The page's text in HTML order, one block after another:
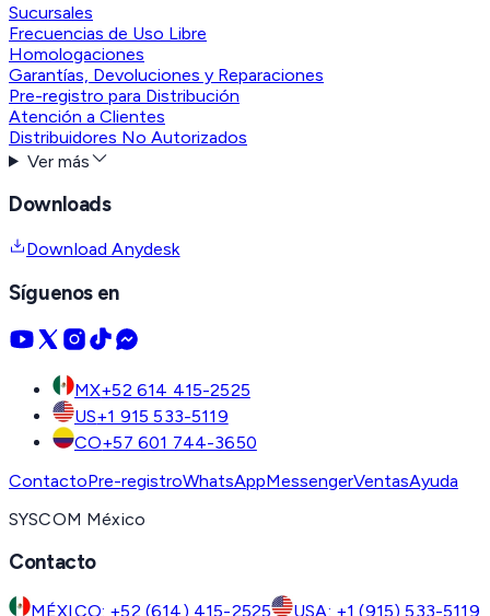
Sucursales
Frecuencias de Uso Libre
Homologaciones
Garantías, Devoluciones y Reparaciones
Pre-registro para Distribución
Atención a Clientes
Distribuidores No Autorizados
Ver más
Downloads
Download Anydesk
Síguenos en
MX+52 614 415-2525
US+1 915 533-5119
CO+57 601 744-3650
ContactoPre-registroWhatsAppMessengerVentasAyuda
SYSCOM México
Contacto
MÉXICO: +52 (614) 415-2525 USA: +1 (915) 533-5119